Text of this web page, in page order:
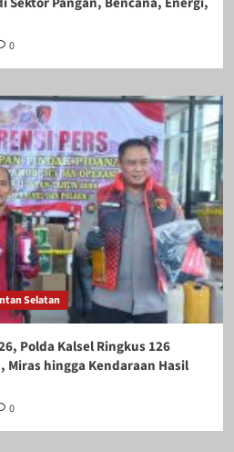
0
Selatan
Polda Kalsel Ringkus 126
Miras hingga Kendaraan Hasil
0